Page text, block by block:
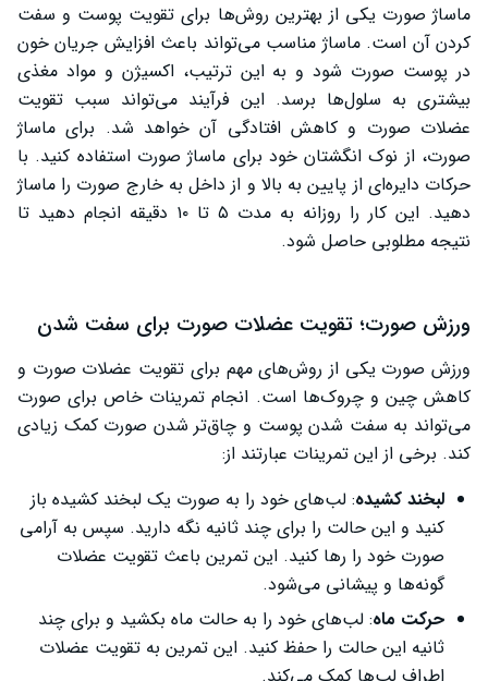
ماساژ صورت یکی از بهترین روش‌ها برای تقویت پوست و سفت
کردن آن است. ماساژ مناسب می‌تواند باعث افزایش جریان خون
در پوست صورت شود و به این ترتیب، اکسیژن و مواد مغذی
بیشتری به سلول‌ها برسد. این فرآیند می‌تواند سبب تقویت
عضلات صورت و کاهش افتادگی آن خواهد شد. برای ماساژ
صورت، از نوک انگشتان خود برای ماساژ صورت استفاده کنید. با
حرکات دایره‌ای از پایین به بالا و از داخل به خارج صورت را ماساژ
دهید. این کار را روزانه به مدت ۵ تا ۱۰ دقیقه انجام دهید تا
نتیجه مطلوبی حاصل شود.
ورزش صورت؛ تقویت عضلات صورت برای سفت شدن
ورزش صورت یکی از روش‌های مهم برای تقویت عضلات صورت و
کاهش چین و چروک‌ها است. انجام تمرینات خاص برای صورت
می‌تواند به سفت شدن پوست و چاق‌تر شدن صورت کمک زیادی
کند. برخی از این تمرینات عبارتند از:
لبخند کشیده: لب‌های خود را به صورت یک لبخند کشیده باز
کنید و این حالت را برای چند ثانیه نگه دارید. سپس به آرامی
صورت خود را رها کنید. این تمرین باعث تقویت عضلات
گونه‌ها و پیشانی می‌شود.
حرکت ماه: لب‌های خود را به حالت ماه بکشید و برای چند
ثانیه این حالت را حفظ کنید. این تمرین به تقویت عضلات